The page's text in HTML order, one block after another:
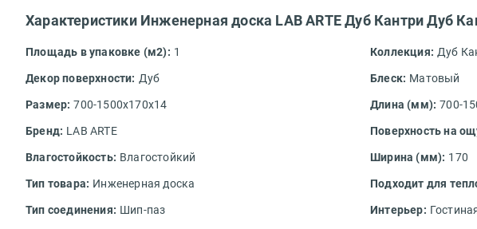
Характеристики Инженерная доска LAB ARTE Дуб Кантри Дуб
Площадь в упаковке (м2): 1
Декор поверхности: Дуб
Размер: 700-1500x170x14
Бренд: LAB ARTE
Влагостойкость: Влагостойкий
Тип товара: Инженерная доска
Тип соединения: Шип-паз
Коллекция: Дуб
Блеск: Матовый
Длина (мм): 700-
Поверхность на
Ширина (мм): 170
Подходит для
Интерьер: